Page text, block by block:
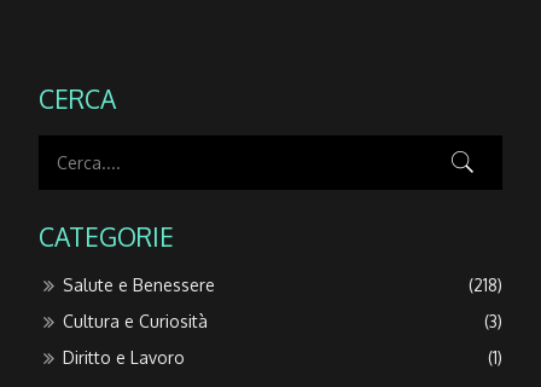
CERCA
CATEGORIE
Salute e Benessere
(218)
Cultura e Curiosità
(3)
Diritto e Lavoro
(1)